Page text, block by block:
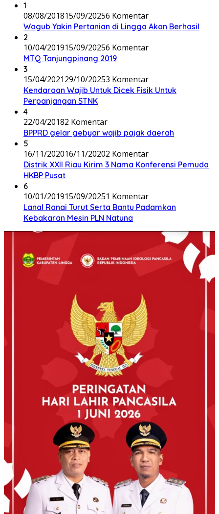
1
08/08/201815/09/20256 Komentar
Wagub Yakin Pertanian di Lingga Akan Berhasil
2
10/04/201915/09/20256 Komentar
MTQ Tanjungpinang 2019
3
15/04/202129/10/20253 Komentar
Kendaraan Wajib Untuk Dicek Fisik Untuk
Perpanjangan STNK
4
22/04/20182 Komentar
BPPRD gelar gebyar wajib pajak daerah
5
16/11/202016/11/20202 Komentar
Distrik XXII Riau Kirim 3 Nama Konferensi Pemuda
HKBP Pusat
6
10/01/201915/09/20251 Komentar
Lanal Ranai Turut Serta Bantu Padamkan
Kebakaran Mesin PLN Natuna